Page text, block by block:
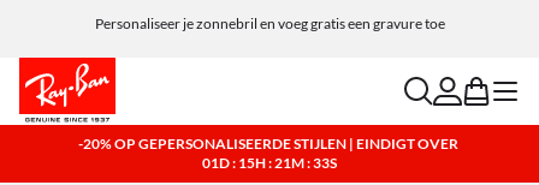
Personaliseer je zonnebril en voeg gratis een gravure toe
searchaccount
bag menu
-20% OP GEPERSONALISEERDE STIJLEN | EINDIGT OVER
01D : 15H : 21M : 32S